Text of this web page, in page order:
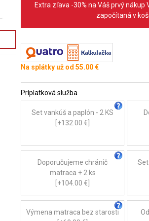
Extra zľava -30% na Váš prvý
započítaná v
Na splátky už od 55.00 €
Príplatková služba
Set vankúš a paplón - 2 KS
[+132.00 €]
Doporučujeme chránič
matraca + 2 ks
[+104.00 €]
Výmena matraca bez starosti